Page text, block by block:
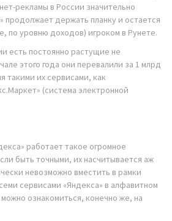
рекламы в России значительно
продолжает держать планку и остается
по уровню доходов) игроком в Рунете.
есть постоянно растущие не
этого года они перевалили за 1 млрд
такими их сервисами, как
(система электронной
работает такое огромное
быть точными, их насчитывается аж
невозможно вместить в рамки
сервисами «Яндекса» в алфавитном
ознакомиться, конечно же, на